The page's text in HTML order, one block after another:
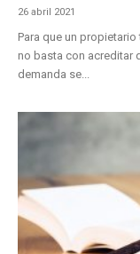
26 abril 2021
Para que un
no basta con acreditar
demanda se...